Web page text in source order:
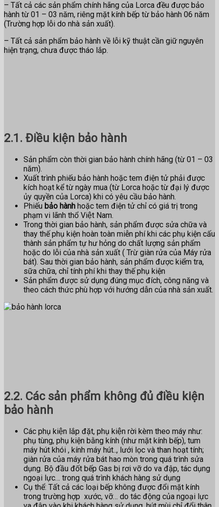
– Tất cả các sản phẩm chính hãng của Lorca đều được bảo
hành từ 01 – 03 năm, riêng mặt kính bếp từ bảo hành 06 năm
(Trường hợp lỗi do nhà sản xuất).
– Tất cả sản phẩm bảo hành về lỗi kỹ thuật cần giữ nguyên
hiện trạng, chưa được tháo lắp.
2.1. Điều kiện bảo hành
Sản phẩm còn thời gian bảo hành chính hãng (từ 01 – 03
năm).
Xuất trình phiếu bảo hành hoặc tem điện tử phải được
kích hoạt kể từ ngày mua (từ Lorca hoặc từ đại lý được
ủy quyền của Lorca) khi có yêu cầu bảo hành.
Phiếu bảo hành hoặc tem điện tử chỉ có giá trị trong
phạm vi lãnh thổ Việt Nam.
Trong thời gian bảo hành, sản phẩm được sửa chữa và
thay thế phụ kiện hoàn toàn miễn phí khi các phụ kiện cấu
thành sản phẩm tự hư hỏng do chất lượng sản phẩm
hoặc do lỗi của nhà sản xuất ( Trừ giàn rửa của Máy rửa
bát). Sau thời gian bảo hành, sản phẩm được kiểm tra,
sữa chữa, chỉ tính phí khi thay thế phụ kiện
Sản phẩm được sử dụng đúng mục đích, công năng và
theo cách thức phù hợp với hướng dẫn của nhà sản xuất.
2.2. Các sản phẩm không đủ điều kiện
bảo hành
Các phụ kiện lắp đặt, phụ kiện rời kèm theo máy như:
phụ tùng, phụ kiện bằng kính (như mặt kính bếp), tum
máy hút khói , kính máy hút.., lưới lọc và than hoạt tính;
giàn rửa của máy rửa bát hao mòn trong quá trình sửa
dụng. Bộ đầu đốt bếp Gas bị rơi vỡ do va đập, tác dụng
ngoại lực… trong quá trình khách hàng sử dụng
Cụ thể: Tất cả các loại bếp không được đổi mặt kính
trong trường hợp xước, vỡ… do tác động của ngoại lực